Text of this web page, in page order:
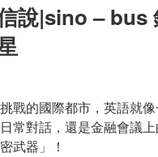
說|sino – bus
戰的國際都市，英語就
常對話，還是金融會議上
武器」！